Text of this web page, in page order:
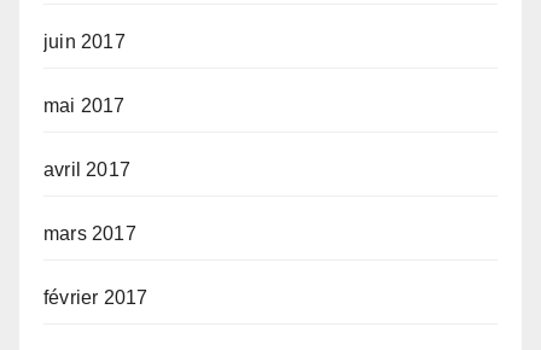
juin 2017
mai 2017
avril 2017
mars 2017
février 2017